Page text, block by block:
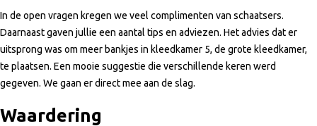
In de open vragen kregen we veel complimenten van schaatsers.
Daarnaast gaven jullie een aantal tips en adviezen. Het advies dat er
uitsprong was om meer bankjes in kleedkamer 5, de grote kleedkamer,
te plaatsen. Een mooie suggestie die verschillende keren werd
gegeven. We gaan er direct mee aan de slag.
Waardering